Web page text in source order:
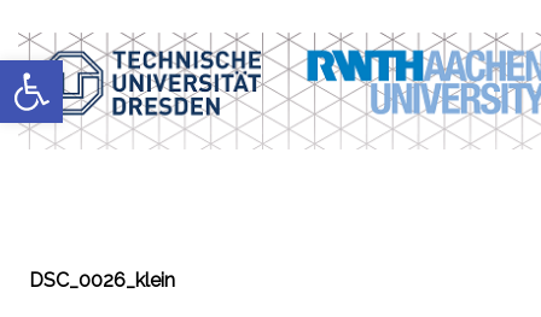
Werkzeugleiste öffnen
DSC_0026_klein